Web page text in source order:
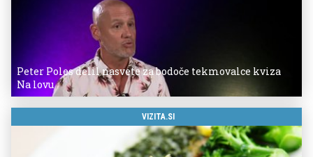
Peter Poles delil nasvete za bodoče tekmovalce kviza
Na lovu
VIZITA.SI